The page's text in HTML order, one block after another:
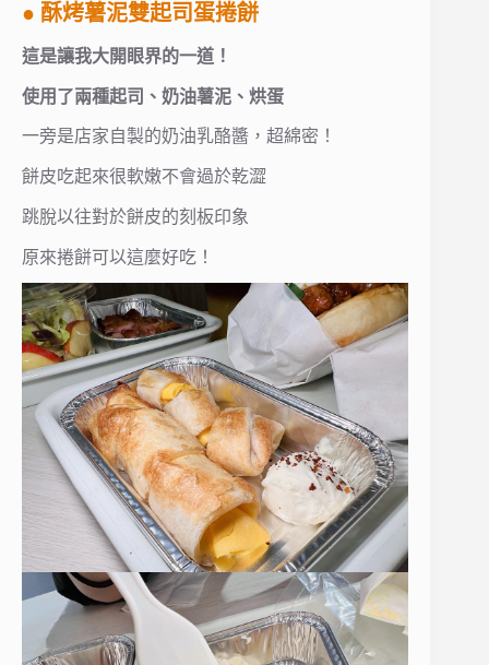
● 酥烤薯泥雙起司蛋捲餅
這是讓我大開眼界的一道！
使用了兩種起司、奶油薯泥、烘蛋
一旁是店家自製的奶油乳酪醬，超綿密！
餅皮吃起來很軟嫩不會過於乾澀
跳脫以往對於餅皮的刻板印象
原來捲餅可以這麼好吃！